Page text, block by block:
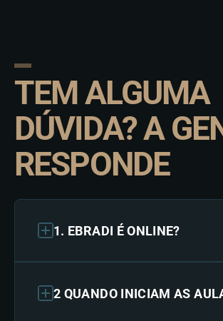
TEM ALGUMA
DÚVIDA? A
RESPONDE
1. EBRADI É ONLINE?
2 QUANDO INICIAM AS